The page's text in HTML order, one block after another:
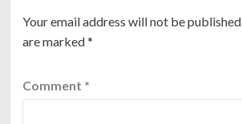
Your email address will not be published.
are marked*
Comment *